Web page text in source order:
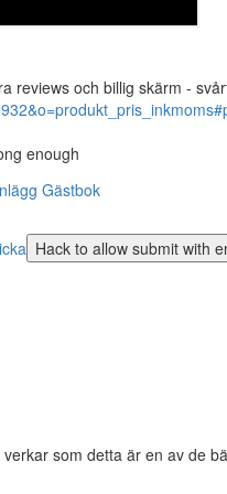
reviews och billig skärm -
enough
Gästbok
som detta är en av de